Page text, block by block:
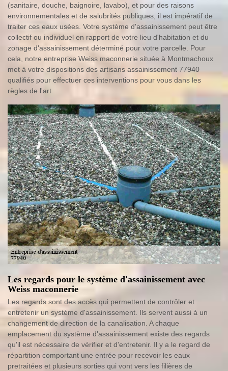
(sanitaire, douche, baignoire, lavabo), et pour des raisons
environnementales et de salubrités publiques, il est impératif de
traiter ces eaux usées. Votre système d'assainissement peut être
collectif ou individuel en rapport de votre lieu d'habitation et du
zonage d'assainissement déterminé pour votre parcelle. Pour
cela, notre entreprise Weiss maconnerie située à Montmachoux
met à votre dispositions des artisans assainissement 77940
qualifiés pour effectuer ces interventions pour vous dans les
règles de l'art.
Les regards pour le système d'assainissement avec
Weiss maconnerie
Les regards sont des accès qui permettent de contrôler et
entretenir un système d'assainissement. Ils servent aussi à un
changement de direction de la canalisation. A chaque
emplacement du système d'assainissement existe des regards
qu'il est nécessaire de vérifier et d'entretenir. Il y a le regard de
répartition comportant une entrée pour recevoir les eaux
pretraitées et plusieurs sorties qui vont vers les filières de